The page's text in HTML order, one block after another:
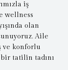
iş
wellness
olan
Aile
ve konforlu
tatilin tadını